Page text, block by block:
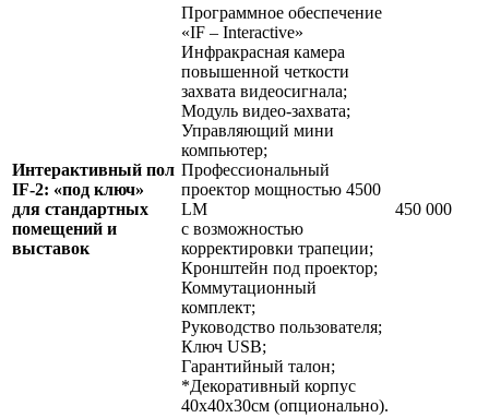
Интерактивный пол
IF-2: «под ключ»
для стандартных
помещений и
выставок
Программное обеспечение
«IF – Interactive»
Инфракрасная камера
повышенной четкости
захвата видеосигнала;
Модуль видео-захвата;
Управляющий мини
компьютер;
Профессиональный
проектор мощностью 4500
LM
с возможностью
корректировки трапеции;
Кронштейн под проектор;
Коммутационный
комплект;
Руководство пользователя;
Ключ USB;
Гарантийный талон;
*Декоративный корпус
40х40х30см (опционально).
450 000